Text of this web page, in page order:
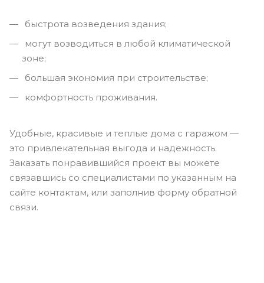
быстрота возведения здания;
могут возводиться в любой климатической
зоне;
большая экономия при строительстве;
комфортность проживания.
Удобные, красивые и теплые дома с гаражом —
это привлекательная выгода и надежность.
Заказать понравившийся проект вы можете
связавшись со специалистами по указанным на
сайте контактам, или заполнив форму обратной
связи.